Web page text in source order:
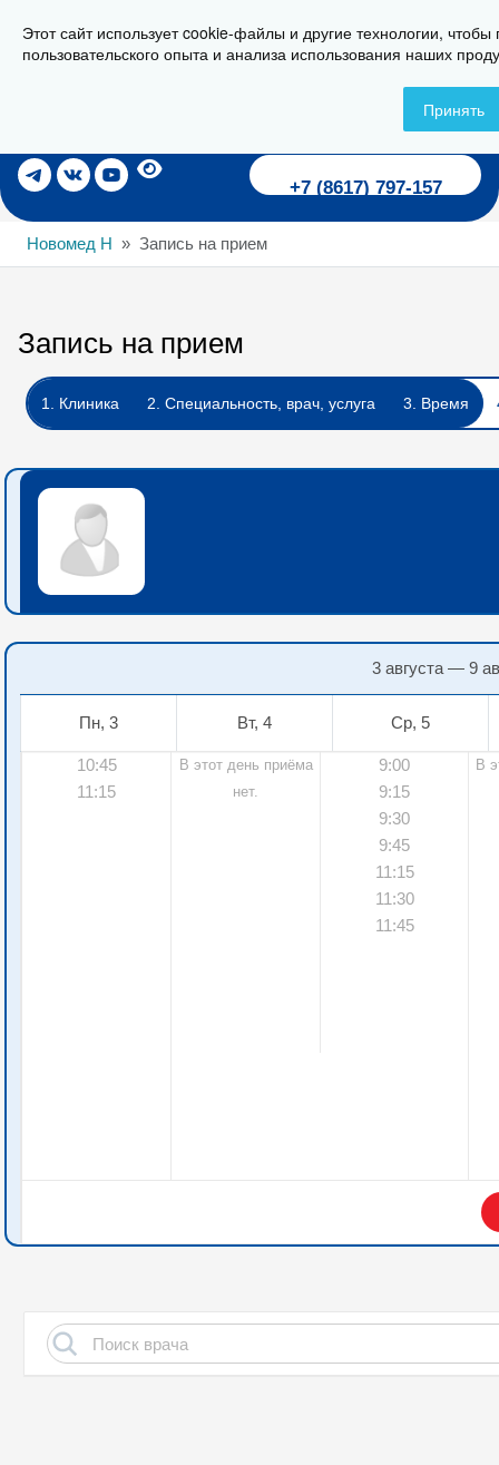
Этот сайт использует cookie-файлы и другие технологии,
пользовательского опыта и анализа использования наших
Принять
г. Новороссийск, ул. Пионерская, 23
Записаться на прием
+7 (8617) 797-157
Новомед Н Запись на прием
Запись на прием
1. Клиника 2. Специальность, врач, услуга 3. Время
3 августа — 9
Пн, 3 Вт, 4 Ср, 5
10:45
11:15
В этот день приёма
нет.
9:00
9:15
9:30
9:45
11:15
11:30
11:45
В